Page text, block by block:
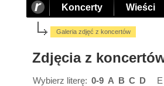
Koncerty Wieści
Galeria zdjęć z koncertów
Zdjęcia z
Wybierz literę: 0-9 A B C D E